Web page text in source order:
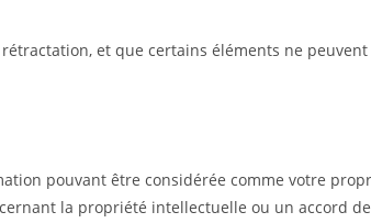
et que certains éléments ne
pouvant être considérée comme votre
la propriété intellectuelle ou un accord